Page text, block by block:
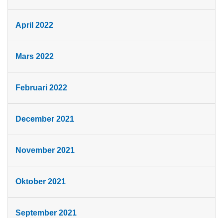
April 2022
Mars 2022
Februari 2022
December 2021
November 2021
Oktober 2021
September 2021